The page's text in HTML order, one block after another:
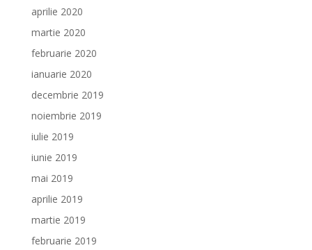
aprilie 2020
martie 2020
februarie 2020
ianuarie 2020
decembrie 2019
noiembrie 2019
iulie 2019
iunie 2019
mai 2019
aprilie 2019
martie 2019
februarie 2019